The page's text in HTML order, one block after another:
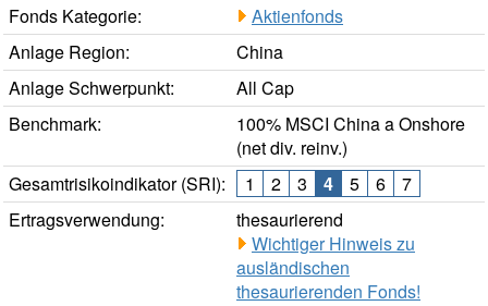
Fonds Kategorie:
Aktienfonds
Anlage Region:
China
Anlage Schwerpunkt:
All Cap
Benchmark:
100% MSCI China a Onshore
(net div. reinv.)
Gesamtrisikoindikator (SRI):
1 2 3 4 5 6
7
Ertragsverwendung:
thesaurierend
Wichtiger Hinweis zu
ausländischen
thesaurierenden Fonds!